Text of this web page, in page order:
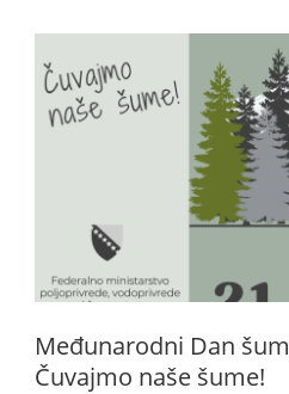
Međunarodni Dan
Čuvajmo naše šume!